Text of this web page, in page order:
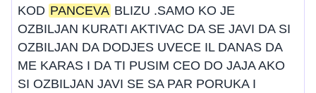
KOD PANCEVA BLIZU .SAMO KO JE
OZBILJAN KURATI AKTIVAC DA SE JAVI DA SI
OZBILJAN DA DODJES UVECE IL DANAS DA
ME KARAS I DA TI PUSIM CEO DO JAJA AKO
SI OZBILJAN JAVI SE SA PAR PORUKA I